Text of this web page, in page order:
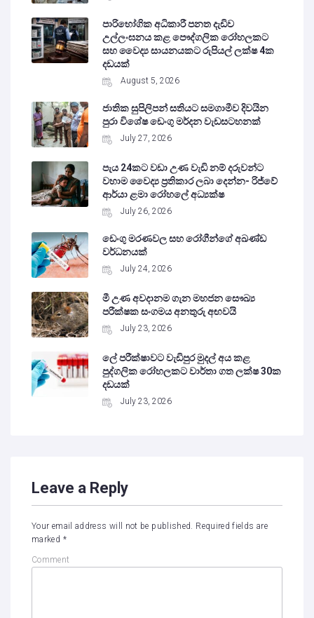
පාරිභෝගික අධිකාරී පනත දැඩිව
උල්ලංඝනය කළ පෞද්ගලික රෝහලකට
සහ වෛද්‍ය සායනයකට රුපියල් ලක්ෂ 4ක
දඩයක්
August 5, 2026
ජාතික සුපිලිපන් සතියට සමගාමීව දිවයින
පුරා විශේෂ ඩෙංගු මර්දන වැඩසටහනක්
July 27, 2026
පැය 24කට වඩා උණ වැඩි නම් දරුවන්ට
වහාම වෛද්‍ය ප්‍රතිකාර ලබා දෙන්න- රිජ්වේ
ආර්යා ළමා රෝහලේ අධ්‍යක්ෂ
July 26, 2026
ඩෙංගු මරණවල සහ රෝගීන්ගේ අඛණ්ඩ
වර්ධනයක්
July 24, 2026
මී උණ අවදානම ගැන මහජන සෞඛ්‍ය
පරීක්ෂක සංගමය අනතුරු අඟවයි
July 23, 2026
ලේ පරීක්ෂාවට වැඩිපුර මුදල් අය කළ
පුද්ගලික රෝහලකට වාර්තා ගත ලක්ෂ 30ක
දඩයක්
July 23, 2026
Leave a Reply
Your email address will not be published. Required fields are
marked *
Comment